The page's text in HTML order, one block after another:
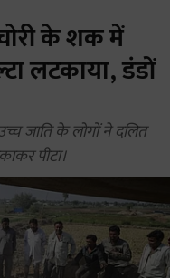
के शक में
लटकाया, डंडों
जाति के लोगों ने दलित
पीटा।